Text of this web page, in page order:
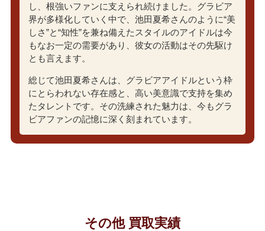
し、根強いファンに支えられ続けました。グラビア
界が多様化していく中で、池田夏希さんのように“美
しさ”と“知性”を兼ね備えたスタイルのアイドルは今
もなお一定の需要があり、彼女の活動はその先駆け
とも言えます。
総じて池田夏希さんは、グラビアアイドルという枠
にとらわれない存在感と、高い美意識で支持を集め
たタレントです。その洗練された魅力は、今もグラ
ビアファンの記憶に深く刻まれています。
その他 買取実績